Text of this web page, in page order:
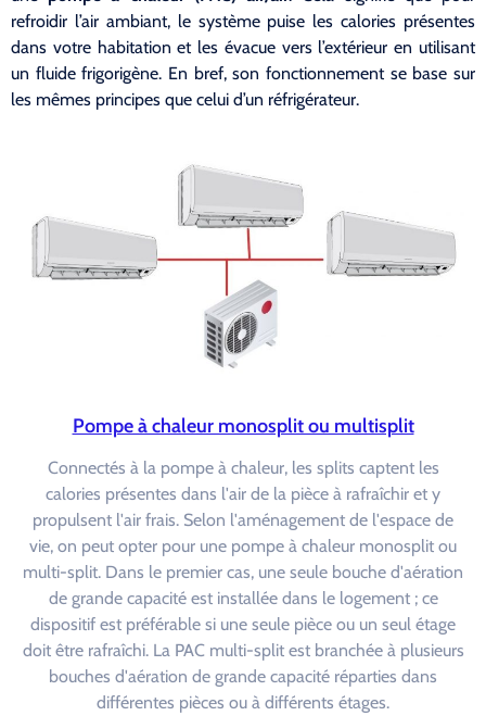
refroidir l’air ambiant, le système puise les calories présentes
dans votre habitation et les évacue vers l’extérieur en utilisant
un fluide frigorigène. En bref, son fonctionnement se base sur
les mêmes principes que celui d’un réfrigérateur.
Pompe à chaleur monosplit ou multisplit
Connectés à la pompe à chaleur, les splits captent les
calories présentes dans l'air de la pièce à rafraîchir et y
propulsent l'air frais. Selon l'aménagement de l'espace de
vie, on peut opter pour une pompe à chaleur monosplit ou
multi-split. Dans le premier cas, une seule bouche d'aération
de grande capacité est installée dans le logement ; ce
dispositif est préférable si une seule pièce ou un seul étage
doit être rafraîchi. La PAC multi-split est branchée à plusieurs
bouches d'aération de grande capacité réparties dans
différentes pièces ou à différents étages.